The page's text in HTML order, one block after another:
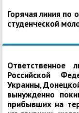
Горячая линия по
студенческой
Российской
Украины,
вынужденно
прибывших на